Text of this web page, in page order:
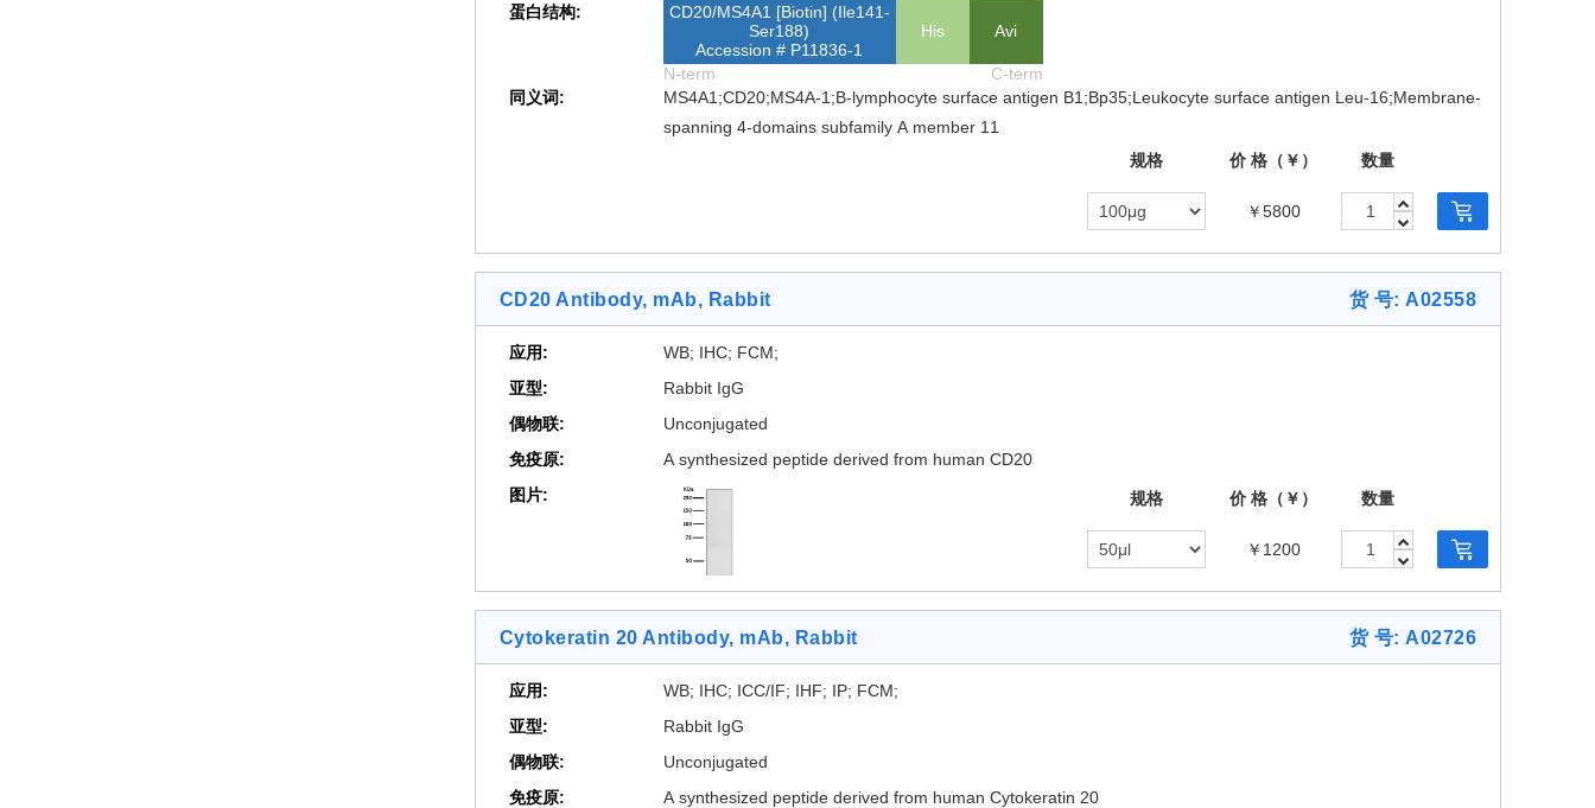
蛋白结构:
CD20/MS4A1 [Biotin] (Ile141-
Ser188)
Accession # P11836-1
His Avi
N-term
C-term
同义词:
MS4A1;CD20;MS4A-1;B-lymphocyte surface antigen B1;Bp35;Leukocyte surface antigen Leu-16;Membrane-
spanning 4-domains subfamily A member 11
规格
价 格（￥） 数量
￥5800
CD20 Antibody, mAb, Rabbit 货 号: A02558
应用:
WB; IHC; FCM;
亚型:
Rabbit IgG
偶物联:
Unconjugated
免疫原:
A synthesized peptide derived from human CD20
图片:
规格 价 格（￥） 数量
￥1200
Cytokeratin 20 Antibody, mAb, Rabbit 货 号: A02726
应用:
WB; IHC; ICC/IF; IHF; IP; FCM;
亚型:
Rabbit IgG
偶物联:
Unconjugated
免疫原:
A synthesized peptide derived from human Cytokeratin 20